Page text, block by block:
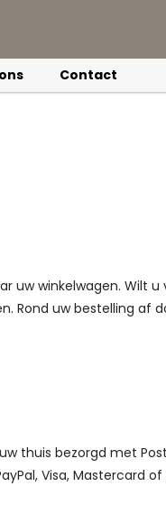
Contact
uw winkelwagen. Wilt
Rond uw bestelling af
thuis bezorgd met
Visa, Mastercard